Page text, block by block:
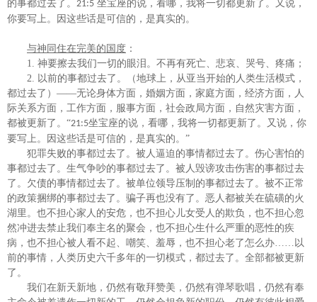
的事都过去了。 21:5 坐宝座的说，看哪，我将一切都更新了。又说，
你要写上。因这些话是可信的，是真实的。
与神同住在完美的国度 ：
1. 神要擦去我们一切的眼泪。不再有死亡、悲哀、哭号、疼痛；
2. 以前的事都过去了。（地球上，从亚当开始的人类生活模式，
都过去了） ——无论身体方面，婚姻方面，家庭方面，经济方面，人
际关系方面，工作方面，服事方面，社会政局方面，自然灾害方面，
都被更新了。“21:5坐宝座的说，看哪，我将一切都更新了。又说，你
要写上。因这些话是可信的，是真实的。”
犯罪失败的事都过去了。被人逼迫的事情都过去了。伤心害怕的
事都过去了。生气争吵的事都过去了。被人毁谤攻击伤害的事都过去
了。欠债的事情都过去了。被单位领导压制的事都过去了。被不正常
的政策捆绑的事都过去了。骗子再也没有了。恶人都被关在硫磺的火
湖里。也不担心家人的安危，也不担心儿女受人的欺负，也不担心忽
然冲进去禁止我们奉主名的聚会，也不担心生什么严重的恶性的疾
病，也不担心被人看不起、嘲笑、羞辱，也不担心老了怎么办……以
前的事情，人类历史六千多年的一切模式，都过去了。全部都被更新
了。
我们在新天新地，仍然有敬拜赞美，仍然有弹琴歌唱，仍然有奉